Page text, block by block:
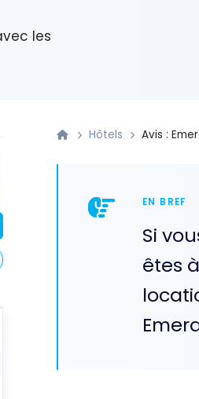
les
Hôtels Avis :
EN BREF
Si
êtes